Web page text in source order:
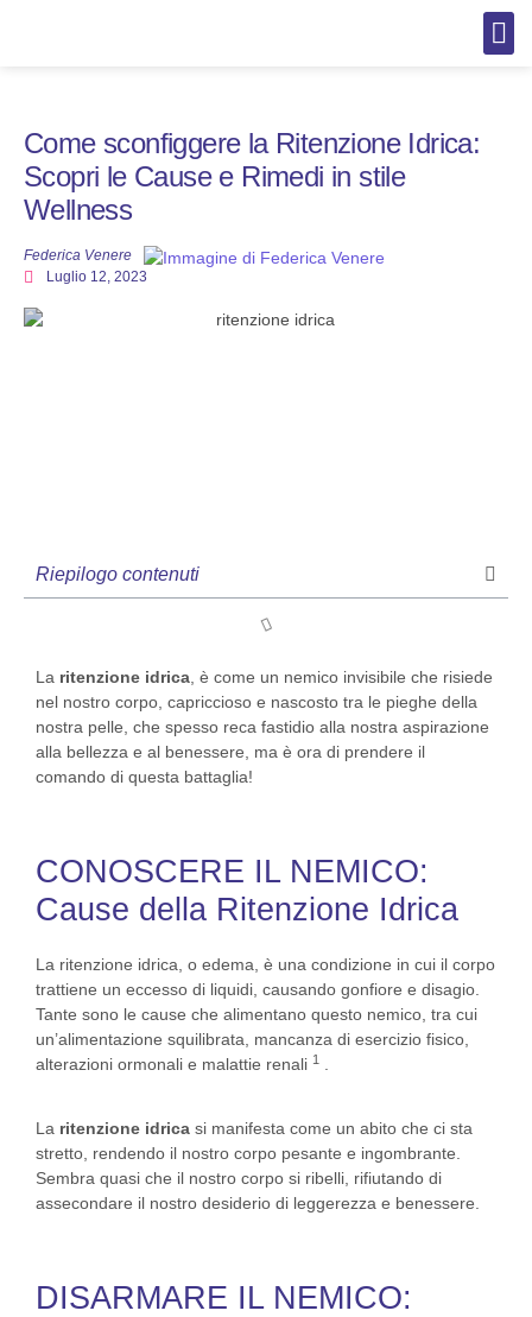
Come sconfiggere la Ritenzione Idrica:
Scopri le Cause e Rimedi in stile
Wellness
Federica Venere
Luglio 12, 2023
Riepilogo contenuti
La ritenzione idrica , è come un nemico invisibile che risiede
nel nostro corpo, capriccioso e nascosto tra le pieghe della
nostra pelle, che spesso reca fastidio alla nostra aspirazione
alla bellezza e al benessere, ma è ora di prendere il
comando di questa battaglia!
CONOSCERE IL NEMICO:
Cause della Ritenzione Idrica
La ritenzione idrica, o edema, è una condizione in cui il corpo
trattiene un eccesso di liquidi, causando gonfiore e disagio.
Tante sono le cause che alimentano questo nemico, tra cui
un’alimentazione squilibrata, mancanza di esercizio fisico,
alterazioni ormonali e malattie renali 1
La ritenzione idrica si manifesta come un abito che ci sta
stretto, rendendo il nostro corpo pesante e ingombrante.
Sembra quasi che il nostro corpo si ribelli, rifiutando di
assecondare il nostro desiderio di leggerezza e benessere.
DISARMARE IL NEMICO: